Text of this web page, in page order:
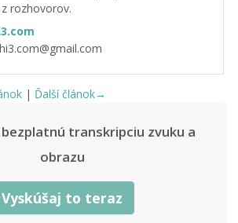
rozhovorov.
| Ďalší článok→
transkripciu zvuku a
obrazu
Vyskúšaj to teraz